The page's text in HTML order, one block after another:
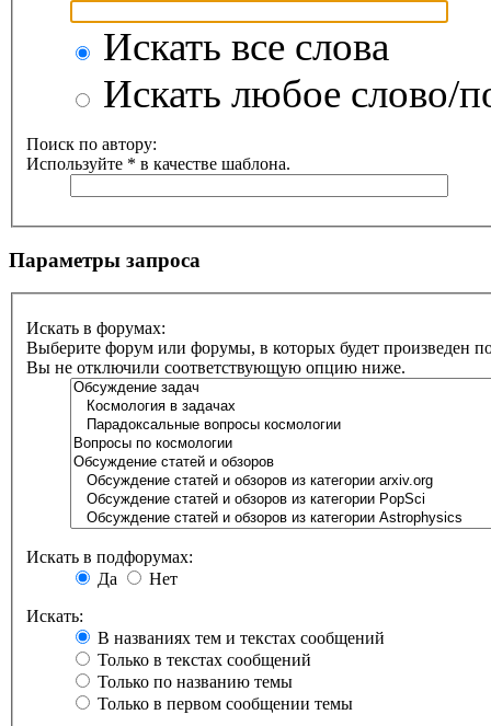
Искать все слова
Искать любое слово/
Поиск по автору:
Используйте * в качестве шаблона.
Параметры запроса
Искать в форумах:
Выберите форум или форумы, в которых будет произведен
Вы не отключили соответствующую опцию ниже.
Искать в подфорумах:
Да
Нет
Искать:
В названиях тем и текстах сообщений
Только в текстах сообщений
Только по названию темы
Только в первом сообщении темы